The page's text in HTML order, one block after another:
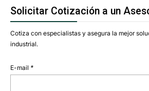
Solicitar Cotización a un
Cotiza con especialistas y asegura la mejor
industrial.
E-mail *